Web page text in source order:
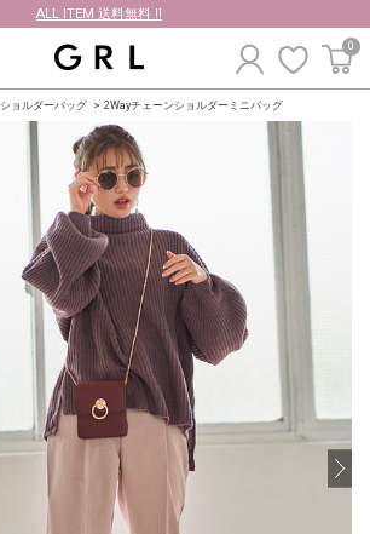
ALL ITEM 送料無料 !!
0
ショルダーバッグ 2Wayチェーンショルダーミニバッグ